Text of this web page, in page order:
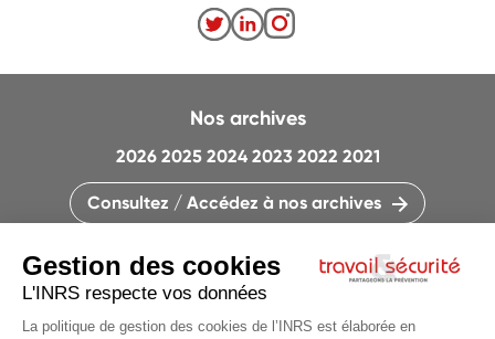
CONTACTEZ LA RÉDACTION
Nos archives
2026 2025 2024 2023 2022 2021
Consultez / Accédez à nos archives